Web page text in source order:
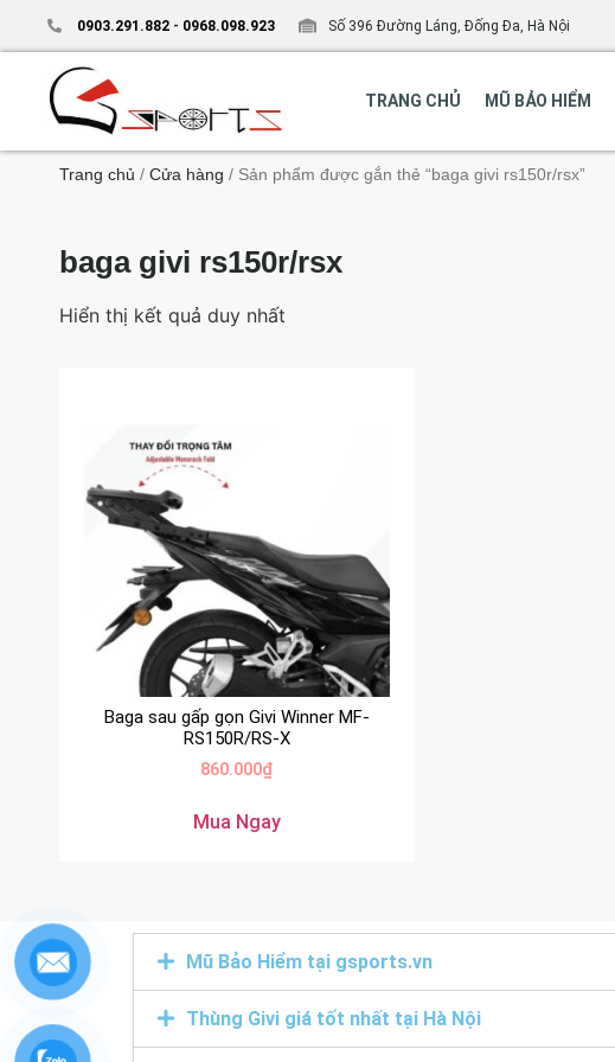
0903.291.882 - 0968.098.923 Số 396 Đường Láng, Đống Đa, Hà Nội
TRANG CHỦ MŨ BẢO HIỂM
Trang chủ / Cửa hàng / Sản phẩm được gắn thẻ “baga givi rs150r/rsx”
baga givi rs150r/rsx
Hiển thị kết quả duy nhất
Baga sau gấp gọn Givi Winner MF-
RS150R/RS-X
860.000₫
Mua Ngay
Mũ Bảo Hiểm tại gsports.vn
Thùng Givi giá tốt nhất tại Hà Nội